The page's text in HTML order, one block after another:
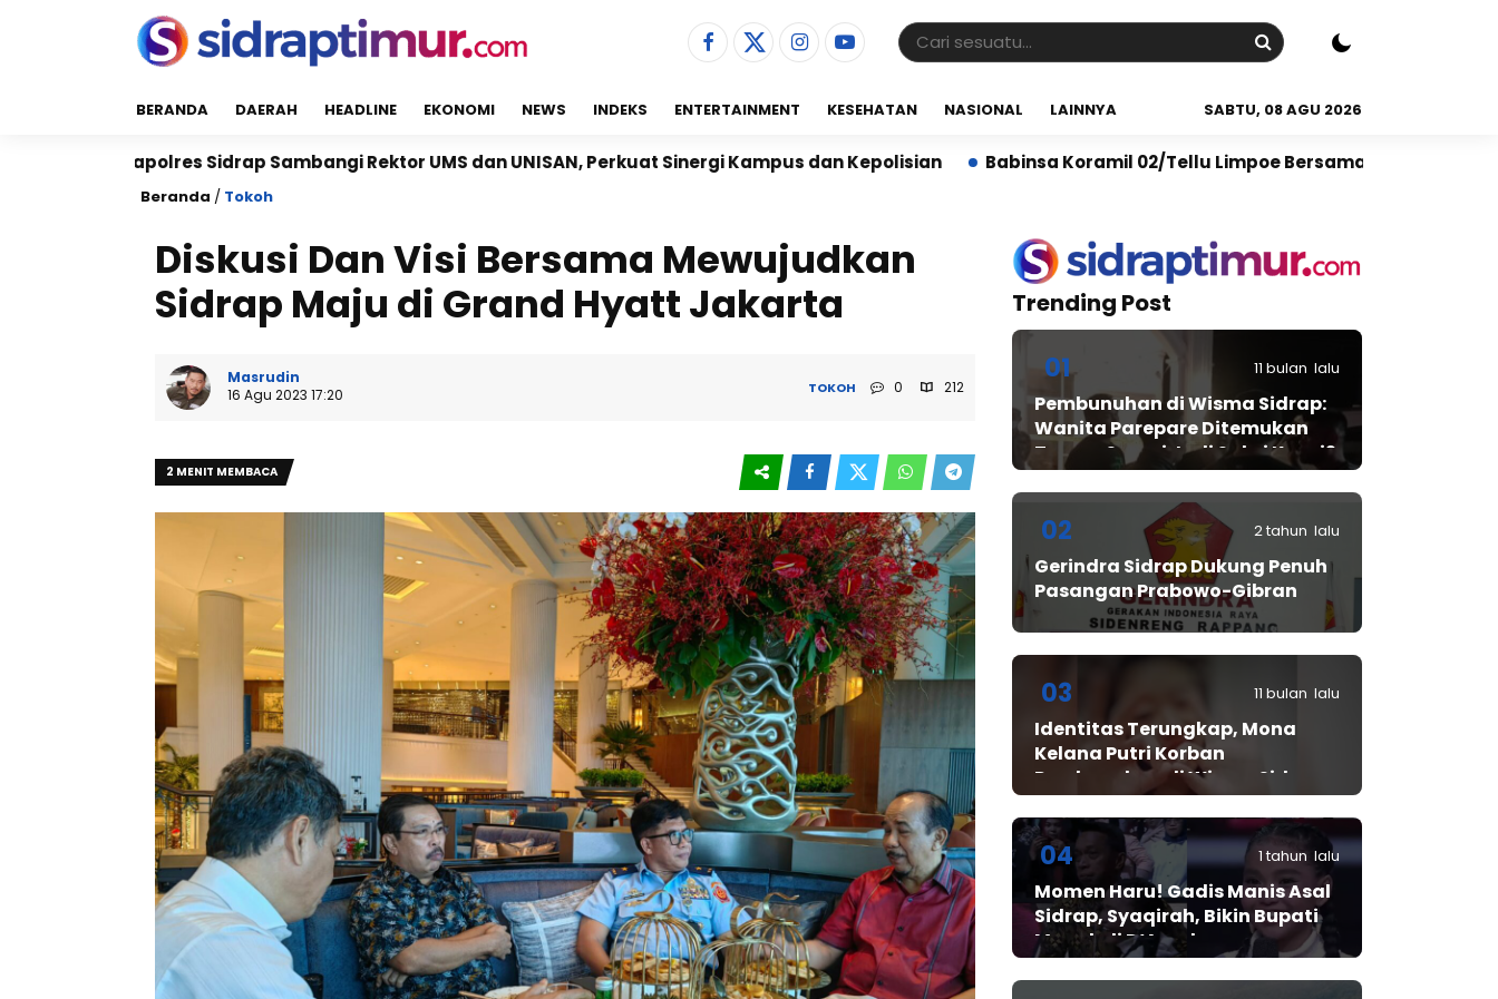
BERANDA DAERAH HEADLINE EKONOMI NEWS INDEKS ENTERTAINMENT KESEHATAN NASIONAL LAINNYA SABTU, 08 AGU 2026
Sidrap Sambangi Rektor UMS dan UNISAN, Perkuat Sinergi Kampus dan Kepolisian Babinsa Koramil 02/Tellu Limpoe Bersama Warga Gelar Karya Bakti
Beranda / Tokoh
Diskusi Dan Visi Bersama Mewujudkan
Sidrap Maju di Grand Hyatt Jakarta
Masrudin
16 Agu 2023 17:20
TOKOH 0 212
2 MENIT MEMBACA
Trending Post
01 11 bulan lalu
Pembunuhan di Wisma Sidrap:
Wanita Parepare Ditemukan
Tewas, Suami Jadi Saksi Kunci?
02 2 tahun lalu
Gerindra Sidrap Dukung Penuh
Pasangan Prabowo-Gibran
03 11 bulan lalu
Identitas Terungkap, Mona
Kelana Putri Korban
Pembunuhan di Wisma Sidrap
04 1 tahun lalu
Momen Haru! Gadis Manis Asal
Sidrap, Syaqirah, Bikin Bupati
Mewek di D’Academy​